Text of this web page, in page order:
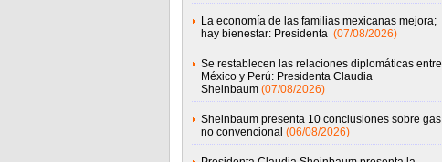
La economía de las familias mexicanas mejora;
hay bienestar: Presidenta (07/08/2026)
Se restablecen las relaciones diplomáticas entre
México y Perú: Presidenta Claudia
Sheinbaum (07/08/2026)
Sheinbaum presenta 10 conclusiones sobre gas
no convencional (06/08/2026)